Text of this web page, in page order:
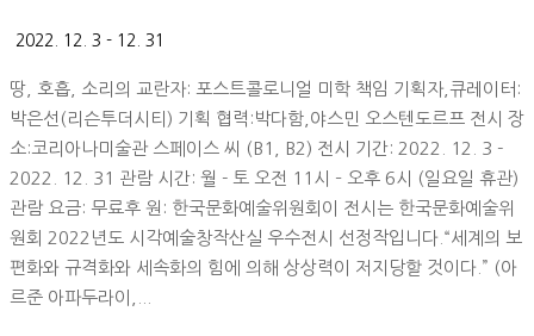
2022. 12. 3 - 12. 31
땅, 호흡, 소리의 교란자: 포스트콜로니얼 미학 책임 기획자,큐레이터:
박은선(리슨투더시티) 기획 협력:박다함,야스민 오스텐도르프 전시 장
소:코리아나미술관 스페이스 씨 (B1, B2) 전시 기간: 2022. 12. 3 -
2022. 12. 31 관람 시간: 월 - 토 오전 11시 – 오후 6시 (일요일 휴관)
관람 요금: 무료후 원: 한국문화예술위원회이 전시는 한국문화예술위
원회 2022년도 시각예술창작산실 우수전시 선정작입니다.“세계의 보
편화와 규격화와 세속화의 힘에 의해 상상력이 저지당할 것이다.” (아
르준 아파두라이,...